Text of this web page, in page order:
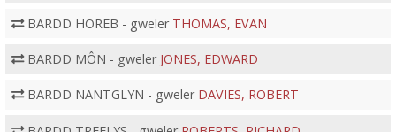
BARDD HOREB - gweler THOMAS, EVAN
BARDD MÔN - gweler JONES, EDWARD
BARDD NANTGLYN - gweler DAVIES, ROBERT